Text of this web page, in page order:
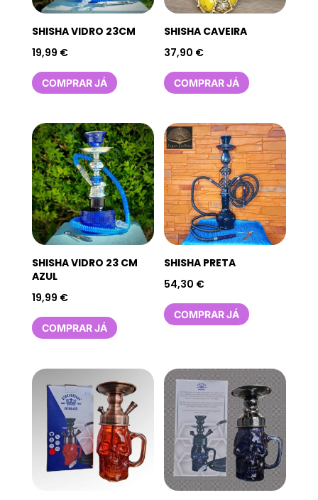
SHISHA VIDRO 23CM
19,99 €
COMPRAR JÁ
SHISHA CAVEIRA
37,90 €
COMPRAR JÁ
SHISHA VIDRO 23 CM
AZUL
19,99 €
COMPRAR JÁ
SHISHA PRETA
54,30 €
COMPRAR JÁ